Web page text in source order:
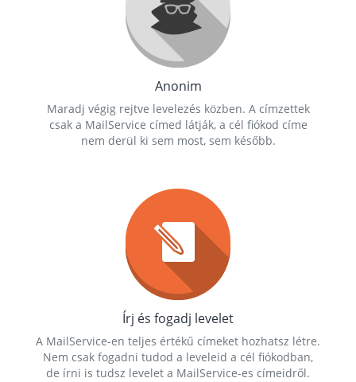
Anonim
Maradj végig rejtve levelezés közben. A címzettek
csak a MailService címed látják, a cél fiókod címe
nem derül ki sem most, sem később.
Írj és fogadj levelet
A MailService-en teljes értékű címeket hozhatsz létre.
Nem csak fogadni tudod a leveleid a cél fiókodban,
de írni is tudsz levelet a MailService-es címeidről.